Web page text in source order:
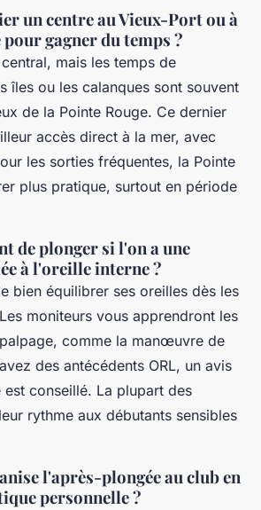
un centre au Vieux-Port ou à
gagner du temps ?
mais les temps de
îles ou les calanques sont souvent
de la Pointe Rouge. Ce dernier
accès direct à la mer, avec
les sorties fréquentes, la Pointe
plus pratique, surtout en période
de plonger si l'on a une
à l'oreille interne ?
bien équilibrer ses oreilles dès les
moniteurs vous apprendront les
comme la manœuvre de
des antécédents ORL, un avis
conseillé. La plupart des
rythme aux débutants sensibles
l'après-plongée au club en
personnelle ?